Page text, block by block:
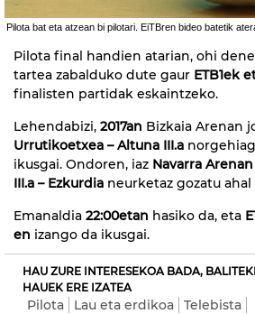
Pilota bat eta atzean bi pilotari. EiTBren bideo batetik
Pilota final handien atarian, ohi
tartea zabalduko dute gaur ETB1ek
finalisten partidak eskaintzeko.
Lehendabizi, 2017an Bizkaia Arenan
Urrutikoetxea – Altuna III.a
ikusgai. Ondoren, iaz Navarra Arenan
III.a – Ezkurdia neurketaz gozatu
Emanaldia 22:00etan hasiko da, eta
en izango da ikusgai.
HAU ZURE INTERESEKOA BADA,
HAUEK ERE IZATEA
Pilota Lau eta erdikoa
Telebista